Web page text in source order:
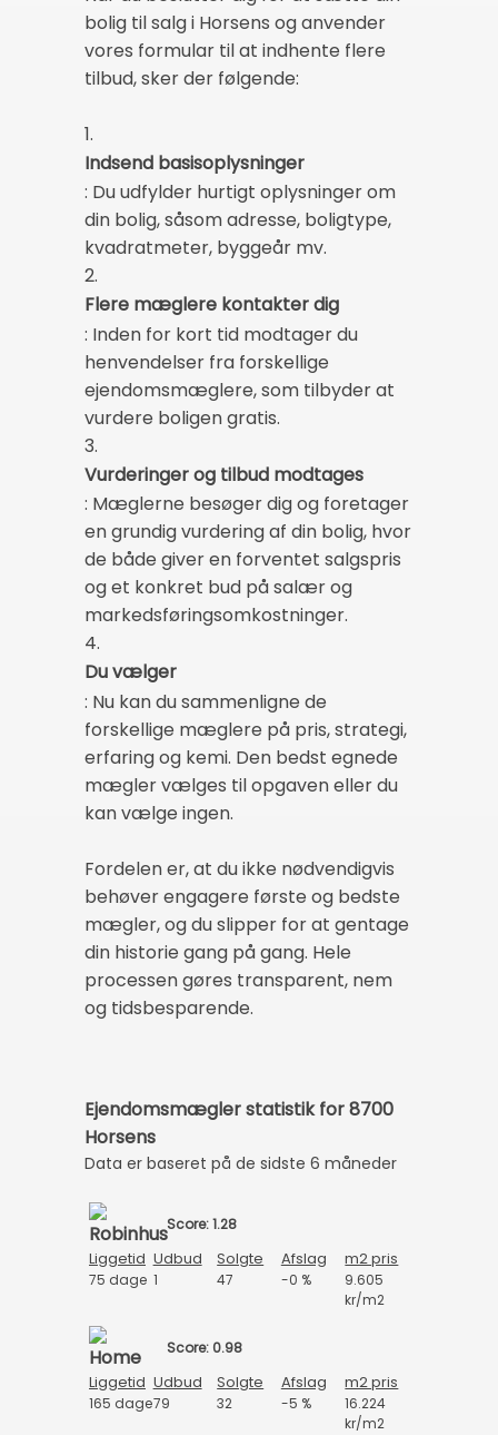
bolig til salg i Horsens og anvender
vores formular til at indhente flere
tilbud, sker der følgende:
1.
Indsend basisoplysninger
: Du udfylder hurtigt oplysninger om
din bolig, såsom adresse, boligtype,
kvadratmeter, byggeår mv.
2.
Flere mæglere kontakter dig
: Inden for kort tid modtager du
henvendelser fra forskellige
ejendomsmæglere, som tilbyder at
vurdere boligen gratis.
3.
Vurderinger og tilbud modtages
: Mæglerne besøger dig og foretager
en grundig vurdering af din bolig, hvor
de både giver en forventet salgspris
og et konkret bud på salær og
markedsføringsomkostninger.
4.
Du vælger
: Nu kan du sammenligne de
forskellige mæglere på pris, strategi,
erfaring og kemi. Den bedst egnede
mægler vælges til opgaven eller du
kan vælge ingen.
Fordelen er, at du ikke nødvendigvis
behøver engagere første og bedste
mægler, og du slipper for at gentage
din historie gang på gang. Hele
processen gøres transparent, nem
og tidsbesparende.
Ejendomsmægler statistik for 8700
Horsens
Data er baseret på de sidste 6 måneder
Score: 1.28
Liggetid Udbud Solgte Afslag m2 pris
75 dage 1 47 -0 %
9.605
kr/m2
Score: 0.98
Liggetid Udbud Solgte Afslag m2 pris
165 dage79 32 -5 %
16.224
kr/m2